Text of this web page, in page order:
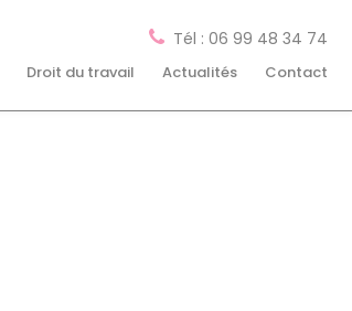
Tél : 06 99 48 34 74
Droit du travail Actualités Contact